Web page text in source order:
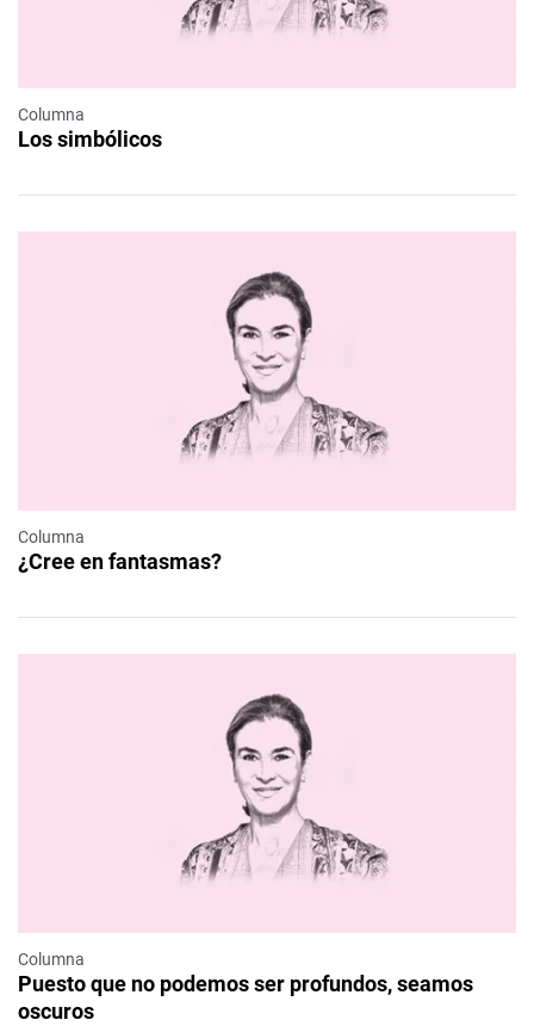
Columna
Los simbólicos
Columna
¿Cree en fantasmas?
Columna
Puesto que no podemos ser profundos, seamos
oscuros